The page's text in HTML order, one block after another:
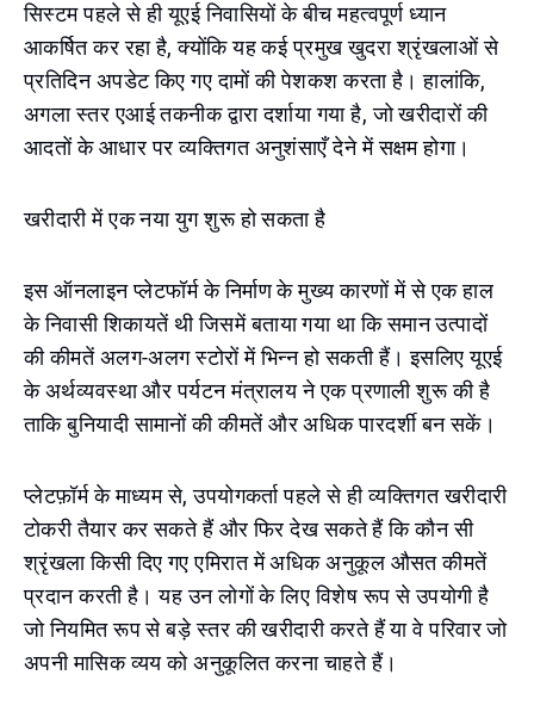
सिस्टम पहले से ही यूएई निवासियों के बीच महत्वपूर्ण ध्यान
आकर्षित कर रहा है, क्योंकि यह कई प्रमुख खुदरा श्रृंखलाओं से
प्रतिदिन अपडेट किए गए दामों की पेशकश करता है। हालांकि,
अगला स्तर एआई तकनीक द्वारा दर्शाया गया है, जो खरीदारों की
आदतों के आधार पर व्यक्तिगत अनुशंसाएँ देने में सक्षम होगा।
खरीदारी में एक नया युग शुरू हो सकता है
इस ऑनलाइन प्लेटफॉर्म के निर्माण के मुख्य कारणों में से एक हाल
के निवासी शिकायतें थी जिसमें बताया गया था कि समान उत्पादों
की कीमतें अलग-अलग स्टोरों में भिन्न हो सकती हैं। इसलिए यूएई
के अर्थव्यवस्था और पर्यटन मंत्रालय ने एक प्रणाली शुरू की है
ताकि बुनियादी सामानों की कीमतें और अधिक पारदर्शी बन सकें।
प्लेटफ़ॉर्म के माध्यम से, उपयोगकर्ता पहले से ही व्यक्तिगत खरीदारी
टोकरी तैयार कर सकते हैं और फिर देख सकते हैं कि कौन सी
श्रृंखला किसी दिए गए एमिरात में अधिक अनुकूल औसत कीमतें
प्रदान करती है। यह उन लोगों के लिए विशेष रूप से उपयोगी है
जो नियमित रूप से बड़े स्तर की खरीदारी करते हैं या वे परिवार जो
अपनी मासिक व्यय को अनुकूलित करना चाहते हैं।